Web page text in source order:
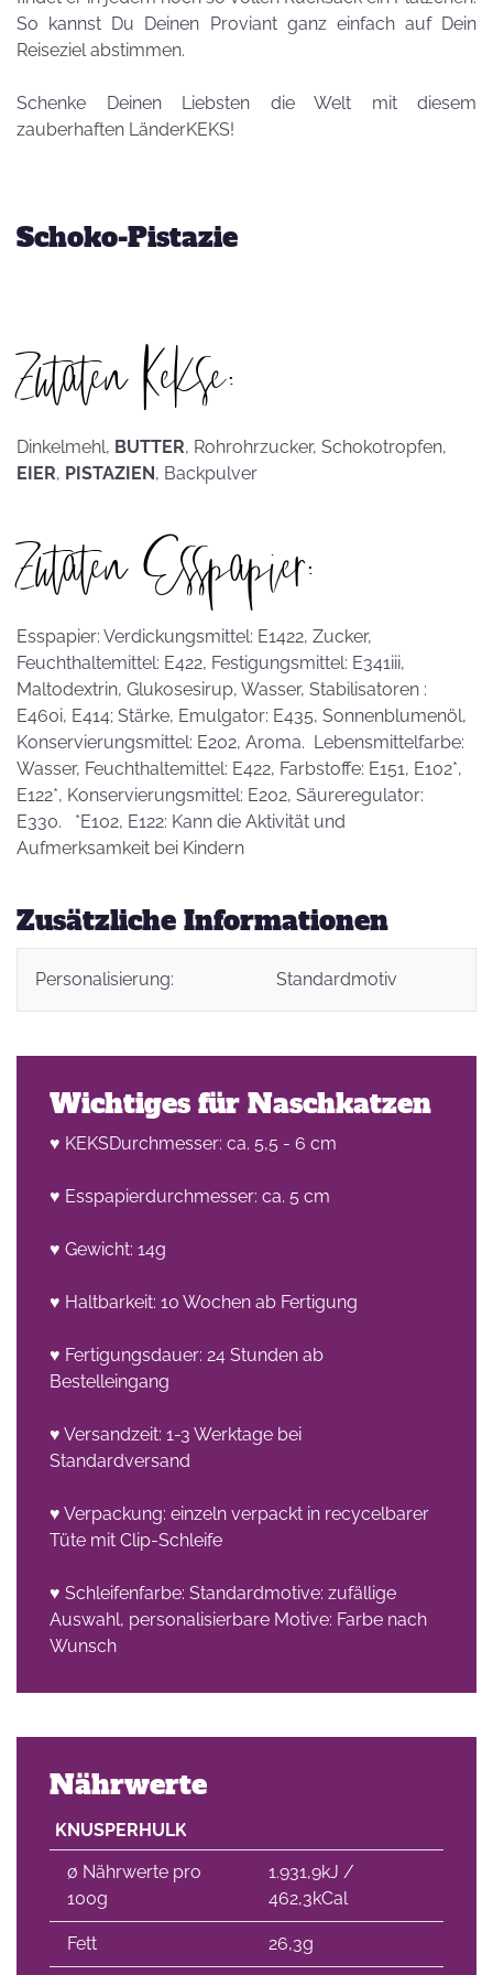
So kannst Du Deinen Proviant ganz einfach auf Dein
Reiseziel abstimmen.
Schenke Deinen Liebsten die Welt mit diesem
zauberhaften LänderKEKS!
Schoko-Pistazie
Zutaten Kekse:
Dinkelmehl, BUTTER, Rohrohrzucker, Schokotropfen,
EIER, PISTAZIEN, Backpulver
Zutaten Esspapier:
Esspapier: Verdickungsmittel: E1422, Zucker,
Feuchthaltemittel: E422, Festigungsmittel: E341iii,
Maltodextrin, Glukosesirup, Wasser, Stabilisatoren :
E460i, E414; Stärke, Emulgator: E435, Sonnenblumenöl,
Konservierungsmittel: E202, Aroma. Lebensmittelfarbe:
Wasser, Feuchthaltemittel: E422, Farbstoffe: E151, E102*,
E122*, Konservierungsmittel: E202, Säureregulator:
E330. *E102, E122: Kann die Aktivität und
Aufmerksamkeit bei Kindern
Zusätzliche Informationen
Personalisierung: Standardmotiv
Wichtiges für Naschkatzen
♥ KEKSDurchmesser: ca. 5,5 - 6 cm
♥ Esspapierdurchmesser: ca. 5 cm
♥ Gewicht: 14g
♥ Haltbarkeit: 10 Wochen ab Fertigung
♥ Fertigungsdauer: 24 Stunden ab
Bestelleingang
♥ Versandzeit: 1-3 Werktage bei
Standardversand
♥ Verpackung: einzeln verpackt in recycelbarer
Tüte mit Clip-Schleife
♥ Schleifenfarbe: Standardmotive: zufällige
Auswahl, personalisierbare Motive: Farbe nach
Wunsch
Nährwerte
KNUSPERHULK
∅ Nährwerte pro
100g
1.931,9kJ /
462,3kCal
Fett 26,3g